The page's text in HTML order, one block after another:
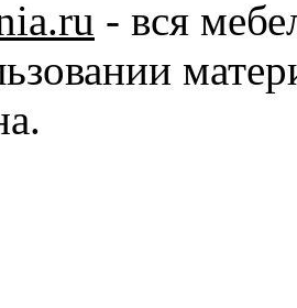
- вся